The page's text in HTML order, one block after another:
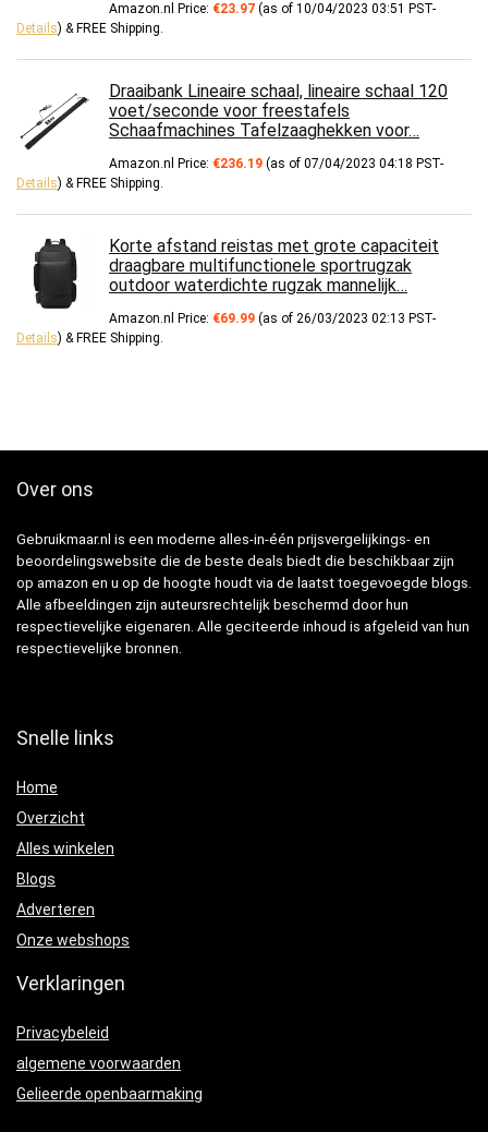
Amazon.nl Price: €23.97 (as of 10/04/2023 03:51 PST-
Details) & FREE Shipping.
Draaibank Lineaire schaal, lineaire schaal 120
voet/seconde voor freestafels
Schaafmachines Tafelzaaghekken voor…
Amazon.nl Price: €236.19 (as of 07/04/2023 04:18 PST-
Details) & FREE Shipping.
Korte afstand reistas met grote capaciteit
draagbare multifunctionele sportrugzak
outdoor waterdichte rugzak mannelijk…
Amazon.nl Price: €69.99 (as of 26/03/2023 02:13 PST-
Details) & FREE Shipping.
Over ons
Gebruikmaar.nl is een moderne alles-in-één prijsvergelijkings- en
beoordelingswebsite die de beste deals biedt die beschikbaar zijn
op amazon en u op de hoogte houdt via de laatst toegevoegde blogs.
Alle afbeeldingen zijn auteursrechtelijk beschermd door hun
respectievelijke eigenaren. Alle geciteerde inhoud is afgeleid van hun
respectievelijke bronnen.
Snelle links
Home
Overzicht
Alles winkelen
Blogs
Adverteren
Onze webshops
Verklaringen
Privacybeleid
algemene voorwaarden
Gelieerde openbaarmaking